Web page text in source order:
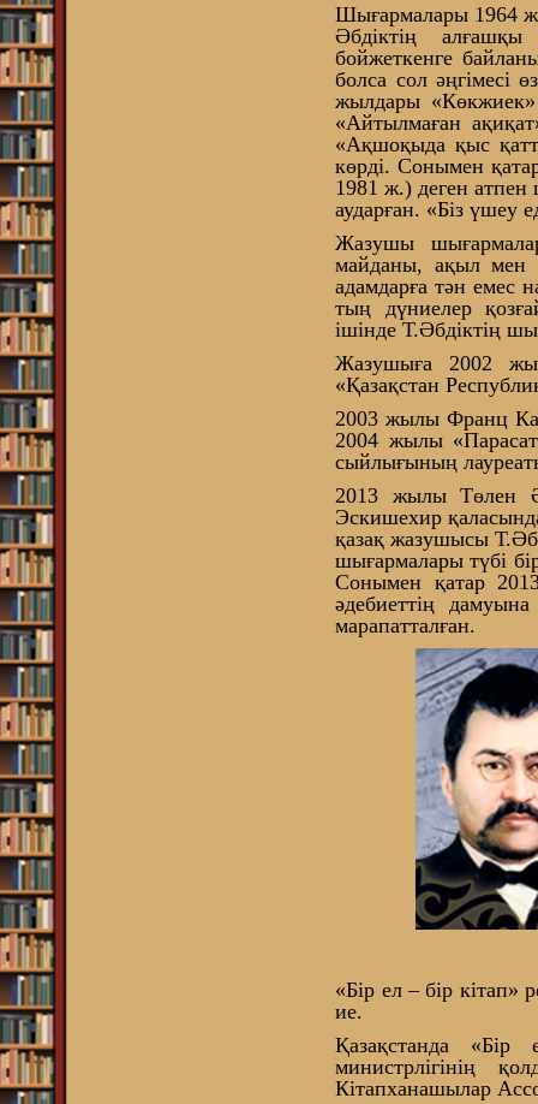
Шығармалары 1964
Әбдіктің
бойжеткенге
болса сол әңгімесі
жылдары
«Айтылмаған
«Ақшоқыда қыс
көрді. Сонымен
1981 ж.) деген атпен
аударған. «Біз үшеу
Жазушы
майданы, ақыл мен
адамдарға тән емес
тың дүниелер
ішінде Т.Әбдіктің
Жазушыға 2002
«Қазақстан
2003 жылы Франц
2004 жылы
сыйлығының
2013 жылы Төлен
Эскишехир
қазақ жазушысы
шығармалары түбі
Сонымен қатар
әдебиеттің
марапатталған.
«Бір ел – бір
ие.
Қазақстанда
министрлігінің
Кітапханашылар